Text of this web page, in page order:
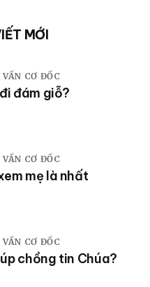
MỚI
CƠ ĐỐC
đám giỗ?
CƠ ĐỐC
mẹ là nhất
CƠ ĐỐC
chồng tin Chúa?